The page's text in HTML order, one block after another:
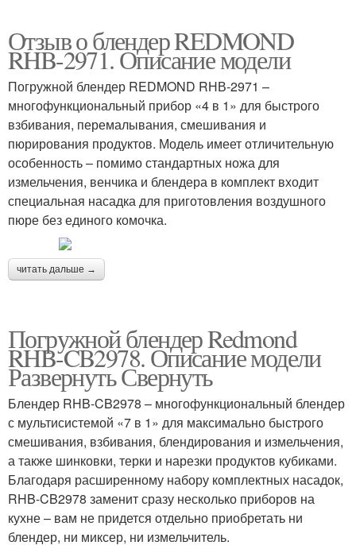
Отзыв о блендер REDMOND
RHB-2971. Описание модели
Погружной блендер REDMOND RНВ-2971 –
многофункциональный прибор «4 в 1» для быстрого
взбивания, перемалывания, смешивания и
пюрирования продуктов. Модель имеет отличительную
особенность – помимо стандартных ножа для
измельчения, венчика и блендера в комплект входит
специальная насадка для приготовления воздушного
пюре без единого комочка.
читать дальше →
Погружной блендер Redmond
RHB-CB2978. Описание модели
Развернуть Свернуть
Блендер RHB-CB2978 – многофункциональный блендер
с мультисистемой «7 в 1» для максимально быстрого
смешивания, взбивания, блендирования и измельчения,
а также шинковки, терки и нарезки продуктов кубиками.
Благодаря расширенному набору комплектных насадок,
RHB-CB2978 заменит сразу несколько приборов на
кухне – вам не придется отдельно приобретать ни
блендер, ни миксер, ни измельчитель.